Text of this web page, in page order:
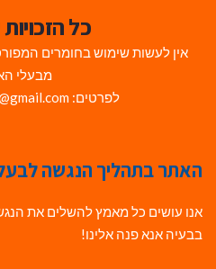
כל
אין לעשות שימוש בחומרים
מבעלי
לפרטים: Avihai.ZoomAt@gmail.com
האתר בתהליך הנגשה
אנו עושים כל מאמץ להשלים את
בבעיה אנא פנה אלינו!